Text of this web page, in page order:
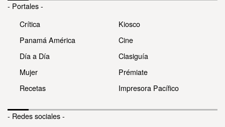
- Portales -
Crítica
Panamá América
Día a Día
Mujer
Recetas
Kiosco
Cine
Clasiguía
Prémiate
Impresora Pacífico
- Redes sociales -